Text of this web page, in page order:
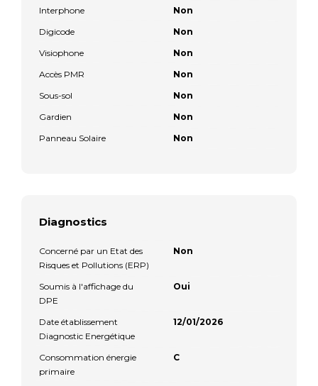
Interphone
Non
Digicode
Non
Visiophone
Non
Accès PMR
Non
Sous-sol
Non
Gardien
Non
Panneau Solaire
Non
Diagnostics
Concerné par un Etat des
Risques et Pollutions (ERP)
Non
Soumis à l'affichage du
DPE
Oui
Date établissement
Diagnostic Energétique
12/01/2026
Consommation énergie
primaire
C